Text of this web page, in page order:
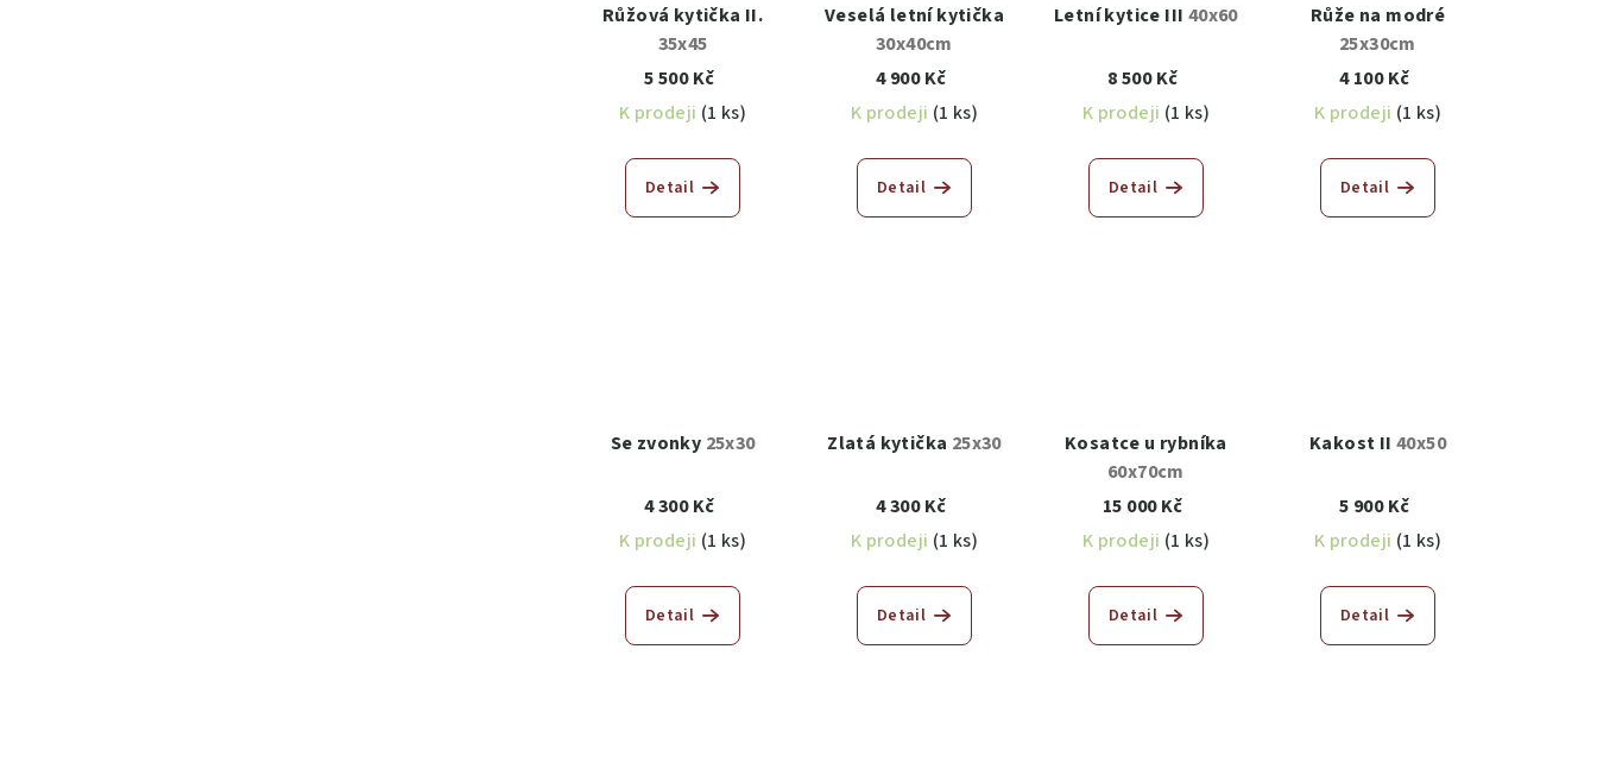
Růžová kytička II.
35x45
5 500 Kč
K prodeji (1 ks)
Detail
Veselá letní kytička
30x40cm
4 900 Kč
K prodeji (1 ks)
Detail
Letní kytice III 40x60
8 500 Kč
K prodeji (1 ks)
Detail
Růže na modré
25x30cm
4 100 Kč
K prodeji (1 ks)
Detail
Se zvonky 25x30
4 300 Kč
K prodeji (1 ks)
Detail
Zlatá kytička 25x30
4 300 Kč
K prodeji (1 ks)
Detail
Kosatce u rybníka
60x70cm
15 000 Kč
K prodeji (1 ks)
Detail
Kakost II 40x50
5 900 Kč
K prodeji (1 ks)
Detail